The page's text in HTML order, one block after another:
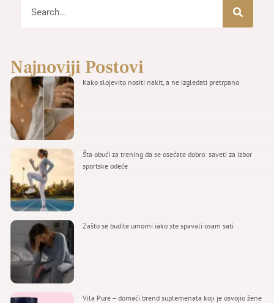
Najnoviji Postovi
Kako slojevito nositi nakit, a ne izgledati pretrpano
Šta obući za trening da se osećate dobro: saveti za izbor
sportske odeće
Zašto se budite umorni iako ste spavali osam sati
Vila Pure – domaći brend suplemenata koji je osvojio žene